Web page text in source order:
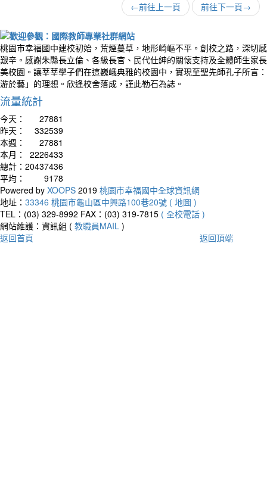
←前往上一頁 前往下一頁→
桃園市幸福國中建校初始，荒煙蔓草，地形崎嶇不平。創校之路，深切
艱辛。感謝朱縣長立倫、各級長官、民代仕紳的關懷支持及全體師生家
美校園。讓莘莘學子們在這巍峨典雅的校園中，實現至聖先師孔子所言
游於藝」的理想。欣逢校舍落成，謹此勒石為誌。
流量統計
今天：
27881
昨天：
332539
本週：
27881
本月：
2226433
總計： 20437436
平均：
9178
Powered by XOOPS 2019 桃園市幸福國中全球資訊網
地址： 33346 桃園市龜山區中興路100巷20號 ( 地圖 )
TEL：(03) 329-8992 FAX：(03) 319-7815 ( 全校電話 )
網站維護：資訊組 ( 教職員MAIL )
返回首頁
返回頂端